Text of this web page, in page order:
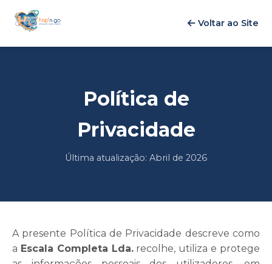
Voltar ao Site
Política de
Privacidade
Última atualização: Abril de 2026
A presente Política de Privacidade descreve como
a Escala Completa Lda.recolhe, utiliza e protege